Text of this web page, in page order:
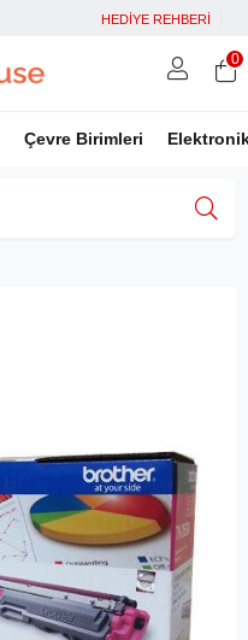
HEDİYE REHBERİ
Çevre Birimleri
0